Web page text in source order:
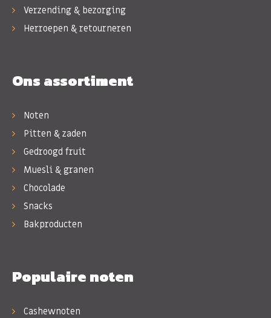
Verzending & bezorging
Herroepen & retourneren
Ons assortiment
Noten
Pitten & zaden
Gedroogd fruit
Muesli & granen
Chocolade
Snacks
Bakproducten
Populaire noten
Cashewnoten